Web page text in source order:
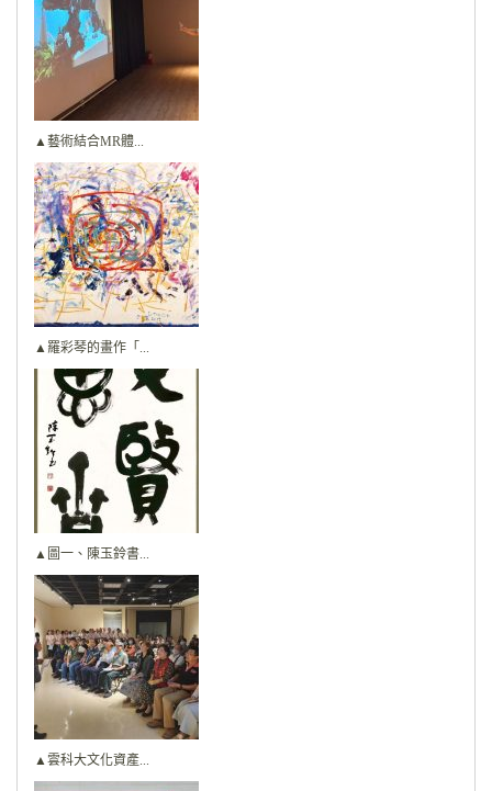
▲藝術結合MR體...
▲羅彩琴的畫作「...
▲圖一、陳玉鈴書...
▲雲科大文化資產...